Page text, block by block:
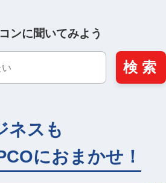
ンに聞いてみよう
検 索
ネスも
におまかせ！